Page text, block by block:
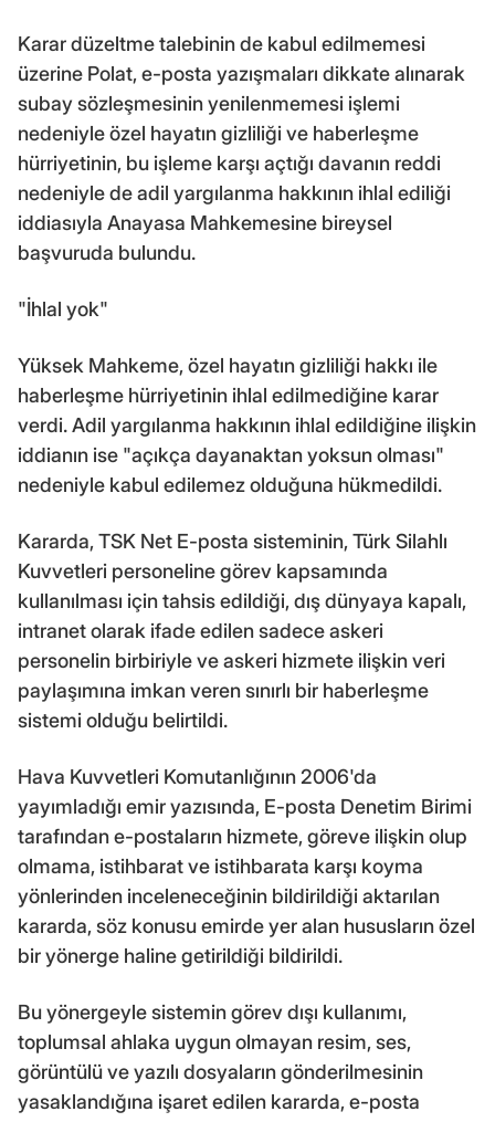
Karar düzeltme talebinin de kabul edilmemesi
üzerine Polat, e-posta yazışmaları dikkate alınarak
subay sözleşmesinin yenilenmemesi işlemi
nedeniyle özel hayatın gizliliği ve haberleşme
hürriyetinin, bu işleme karşı açtığı davanın reddi
nedeniyle de adil yargılanma hakkının ihlal ediliği
iddiasıyla Anayasa Mahkemesine bireysel
başvuruda bulundu.
"İhlal yok"
Yüksek Mahkeme, özel hayatın gizliliği hakkı ile
haberleşme hürriyetinin ihlal edilmediğine karar
verdi. Adil yargılanma hakkının ihlal edildiğine ilişkin
iddianın ise "açıkça dayanaktan yoksun olması"
nedeniyle kabul edilemez olduğuna hükmedildi.
Kararda, TSK Net E-posta sisteminin, Türk Silahlı
Kuvvetleri personeline görev kapsamında
kullanılması için tahsis edildiği, dış dünyaya kapalı,
intranet olarak ifade edilen sadece askeri
personelin birbiriyle ve askeri hizmete ilişkin veri
paylaşımına imkan veren sınırlı bir haberleşme
sistemi olduğu belirtildi.
Hava Kuvvetleri Komutanlığının 2006'da
yayımladığı emir yazısında, E-posta Denetim Birimi
tarafından e-postaların hizmete, göreve ilişkin olup
olmama, istihbarat ve istihbarata karşı koyma
yönlerinden inceleneceğinin bildirildiği aktarılan
kararda, söz konusu emirde yer alan hususların özel
bir yönerge haline getirildiği bildirildi.
Bu yönergeyle sistemin görev dışı kullanımı,
toplumsal ahlaka uygun olmayan resim, ses,
görüntülü ve yazılı dosyaların gönderilmesinin
yasaklandığına işaret edilen kararda, e-posta